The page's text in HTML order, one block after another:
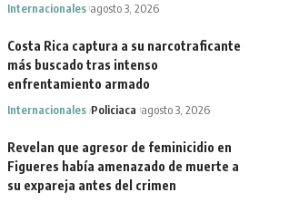
Internacionales agosto 3, 2026
Costa Rica captura a su narcotraficante
más buscado tras intenso
enfrentamiento armado
Internacionales Policiaca agosto 3, 2026
Revelan que agresor de feminicidio en
Figueres había amenazado de muerte a
su expareja antes del crimen